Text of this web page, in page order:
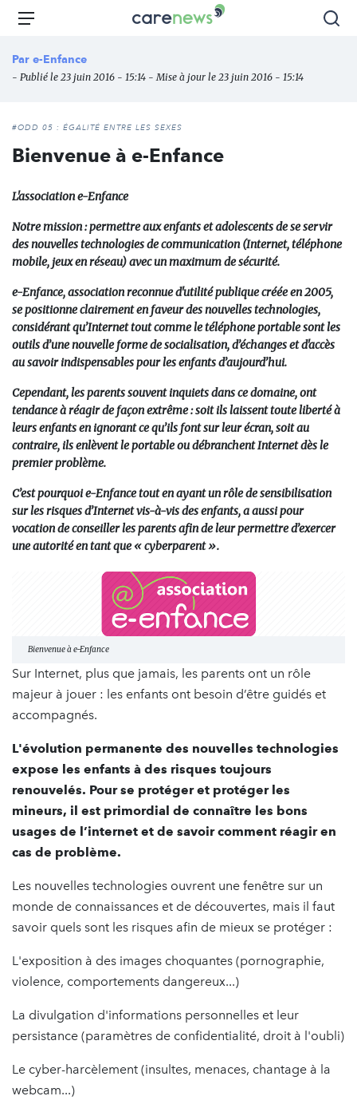
Aller
principal
Carenews,
des
l'engagement
Menu
Par e-Enfance
- Publié le 23 juin 2016 - 15:14 - Mise à jour le 23 juin 2016 - 15:14
#ODD 05 : ÉGALITÉ ENTRE LES SEXES
Bienvenue à e-Enfance
L'association e-Enfance
Notre mission : permettre aux enfants et adolescents de se servir
des nouvelles technologies de communication (Internet, téléphone
mobile, jeux en réseau) avec un maximum de sécurité.
e-Enfance, association reconnue d'utilité publique créée en 2005,
se positionne clairement en faveur des nouvelles technologies,
considérant qu’Internet tout comme le téléphone portable sont les
outils d’une nouvelle forme de socialisation, d’échanges et d'accès
au savoir indispensables pour les enfants d’aujourd’hui.
Cependant, les parents souvent inquiets dans ce domaine, ont
tendance à réagir de façon extrême : soit ils laissent toute liberté à
leurs enfants en ignorant ce qu’ils font sur leur écran, soit au
contraire, ils enlèvent le portable ou débranchent Internet dès le
premier problème.
C’est pourquoi e-Enfance tout en ayant un rôle de sensibilisation
sur les risques d’Internet vis-à-vis des enfants, a aussi pour
vocation de conseiller les parents afin de leur permettre d’exercer
une autorité en tant que « cyberparent ».
Bienvenue à e-Enfance
Sur Internet, plus que jamais, les parents ont un rôle
majeur à jouer : les enfants ont besoin d’être guidés et
accompagnés.
L'évolution permanente des nouvelles technologies
expose les enfants à des risques toujours
renouvelés. Pour se protéger et protéger les
mineurs, il est primordial de connaître les bons
usages de l’internet et de savoir comment réagir en
cas de problème.
Les nouvelles technologies ouvrent une fenêtre sur un
monde de connaissances et de découvertes, mais il faut
savoir quels sont les risques afin de mieux se protéger :
L'exposition à des images choquantes (pornographie,
violence, comportements dangereux...)
La divulgation d'informations personnelles et leur
persistance (paramètres de confidentialité, droit à l'oubli)
Le cyber-harcèlement (insultes, menaces, chantage à la
webcam...)